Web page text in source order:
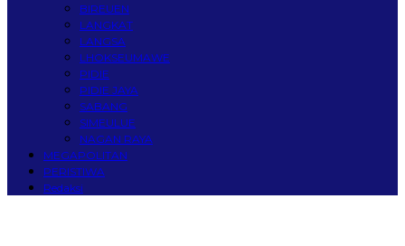
BIREUEN
LANGKAT
LANGSA
LHOKSEUMAWE
PIDIE
PIDIE JAYA
SABANG
SIMEULUE
NAGAN RAYA
MEGAPOLITAN
PERISTIWA
Redaksi